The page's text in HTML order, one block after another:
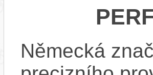
Německá